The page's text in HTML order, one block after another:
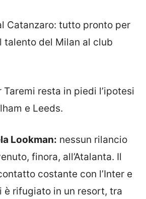
Catanzaro: tutto pronto per
talento del Milan al club
Taremi resta in piedi l’ipotesi
e Leeds.
Lookman: nessun rilancio
finora, all’Atalanta. Il
costante con l’Inter e
è rifugiato in un resort, tra